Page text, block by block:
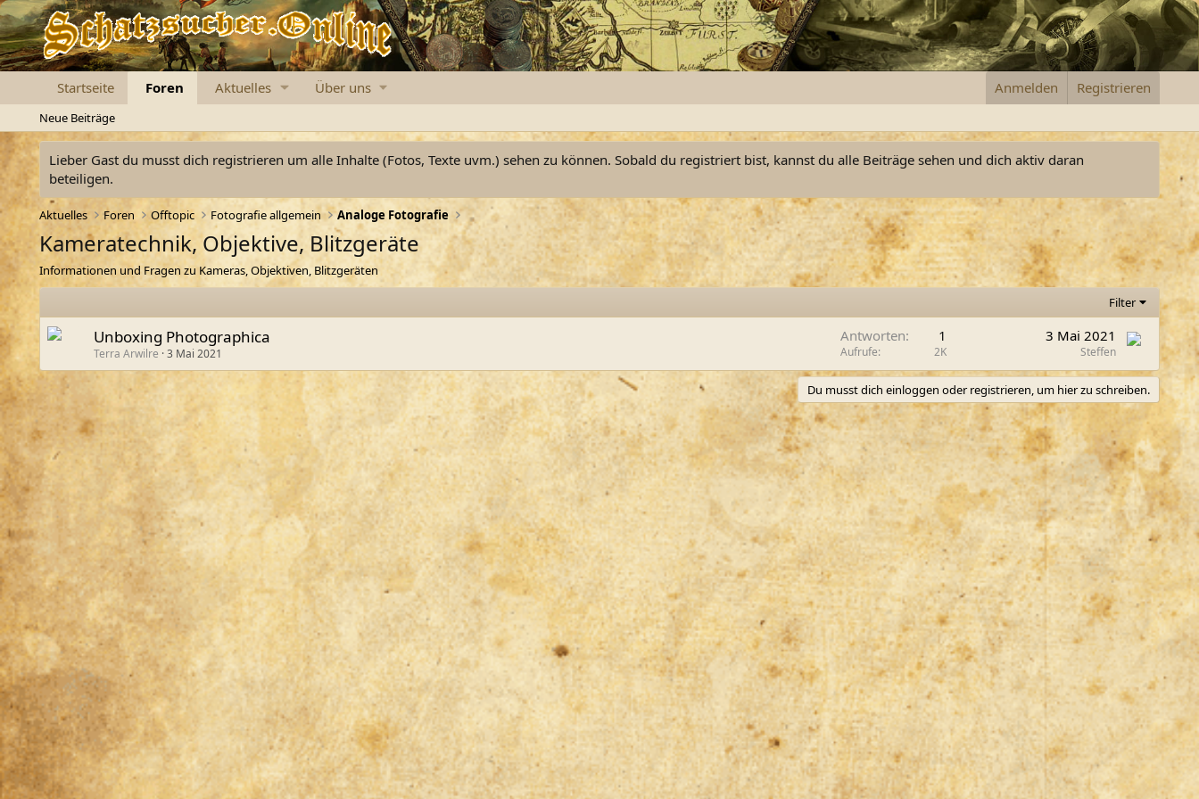
Startseite Foren Aktuelles Über uns Anmelden Registrieren
Neue Beiträge
Lieber Gast du musst dich registrieren um alle Inhalte (Fotos, Texte uvm.) sehen zu können. Sobald du registriert bist, kannst du alle Beiträge sehen und dich aktiv daran
beteiligen.
Aktuelles Foren Offtopic Fotografie allgemein Analoge Fotografie
Kameratechnik, Objektive, Blitzgeräte
Informationen und Fragen zu Kameras, Objektiven, Blitzgeräten
Filter
Unboxing Photographica
Terra Arwilre 3 Mai 2021
Antworten 1
Aufrufe 2K
3 Mai 2021
Steffen
Du musst dich einloggen oder registrieren, um hier zu schreiben.